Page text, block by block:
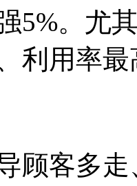
5%。尤
利用率
顾客多